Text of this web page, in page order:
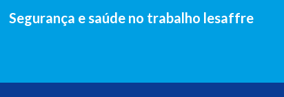
Segurança e saúde no trabalho lesaffre